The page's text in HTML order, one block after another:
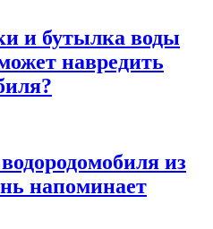
и бутылка воды
навредить
из
напоминает